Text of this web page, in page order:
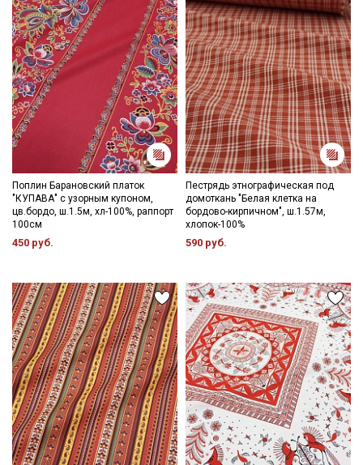
Поплин Барановский платок
"КУПАВА" с узорным купоном,
цв.бордо, ш.1.5м, хл-100%, раппорт
100см
450 руб.
Пестрядь этнографическая под
домоткань "Белая клетка на
бордово-кирпичном", ш.1.57м,
хлопок-100%
590 руб.